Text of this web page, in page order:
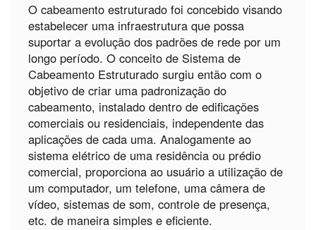
O cabeamento estruturado foi concebido visando
estabelecer uma infraestrutura que possa
suportar a evolução dos padrões de rede por um
longo período. O conceito de Sistema de
Cabeamento Estruturado surgiu então com o
objetivo de criar uma padronização do
cabeamento, instalado dentro de edificações
comerciais ou residenciais, independente das
aplicações de cada uma. Analogamente ao
sistema elétrico de uma residência ou prédio
comercial, proporciona ao usuário a utilização de
um computador, um telefone, uma câmera de
vídeo, sistemas de som, controle de presença,
etc. de maneira simples e eficiente.